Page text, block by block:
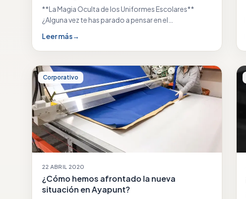
**La Magia Oculta de los Uniformes Escolares**
¿Alguna vez te has parado a pensar en el…
Leer más→
Corporativo
22 ABRIL 2020
¿Cómo hemos afrontado la nueva
situación en Ayapunt?